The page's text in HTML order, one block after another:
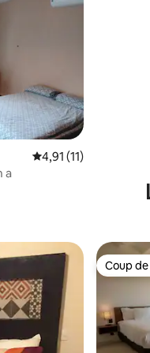
Évaluation moyenne
4,91 (11)
Chambres Holbox Cancún a
Coup
Coup